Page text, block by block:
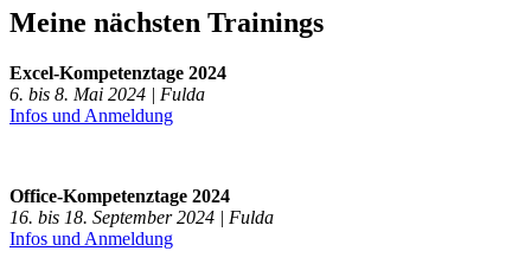
Meine nächsten Trainings
Excel-Kompetenztage 2024
6. bis 8. Mai 2024 | Fulda
Infos und Anmeldung
Office-Kompetenztage 2024
16. bis 18. September 2024 | Fulda
Infos und Anmeldung